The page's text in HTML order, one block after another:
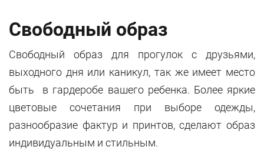
Свободный образ
Свободный образ для прогулок с друзьями,
выходного дня или каникул, так же имеет место
быть в гардеробе вашего ребенка. Более яркие
цветовые сочетания при выборе одежды,
разнообразие фактур и принтов, сделают образ
индивидуальным и стильным.